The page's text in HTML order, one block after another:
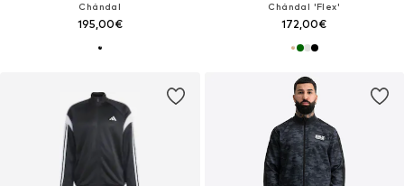
Chándal
195,00€
Chándal 'Flex'
172,00€